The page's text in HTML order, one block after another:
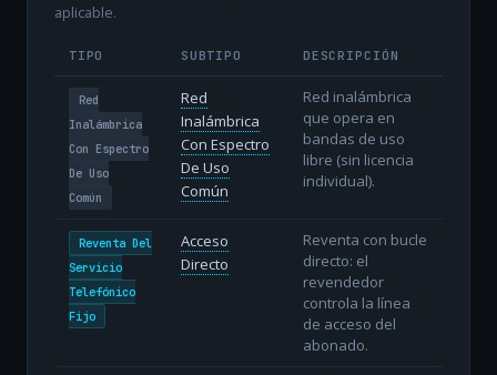
aplicable.
TIPO SUBTIPO DESCRIPCIÓN
Red
Inalámbrica
Con Espectro
De Uso
Común
Red
Inalámbrica
Con Espectro
De Uso
Común
Red inalámbrica
que opera en
bandas de uso
libre (sin licencia
individual).
Reventa Del
Servicio
Telefónico
Fijo
Acceso
Directo
Reventa con bucle
directo: el
revendedor
controla la línea
de acceso del
abonado.